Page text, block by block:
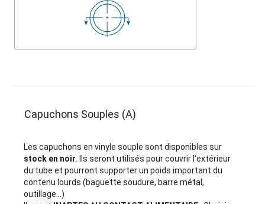
Capuchons Souples (A)
Les capuchons en vinyle souple sont disponibles sur
stock en noir . Ils seront utilisés pour couvrir l'extérieur
du tube et pourront supporter un poids important du
contenu lourds (baguette soudure, barre métal,
outillage...)